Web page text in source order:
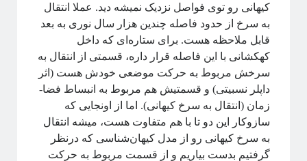
کیهانی رو توی فواصل نزدیک نمیشه دید. عملا انتقال
به سرخ از حدود فاصله چندین هزار سال نوری به بعد
قابل ملاحظه هست. برای ستاره‌ای که داخل
کهکشانی با این فاصله قرار داره، قسمتی از انتقال به
سرخش مربوط به حرکت موضعی خودش هست (اثر
داپلر نسبیتی) و قسمتیش هم مربوط به انبساط فضا-
زمان (انتقال به سرخ کیهانی). اما از اونجایی که
سازوکار این دو تا با هم متفاوت هست، میشه انتقال
به سرخ کیهانی رو از مدل کیهان‌شناسی که درنظر
گرفتیم بدست بیاریم و از قسمت مربوط به حرکت